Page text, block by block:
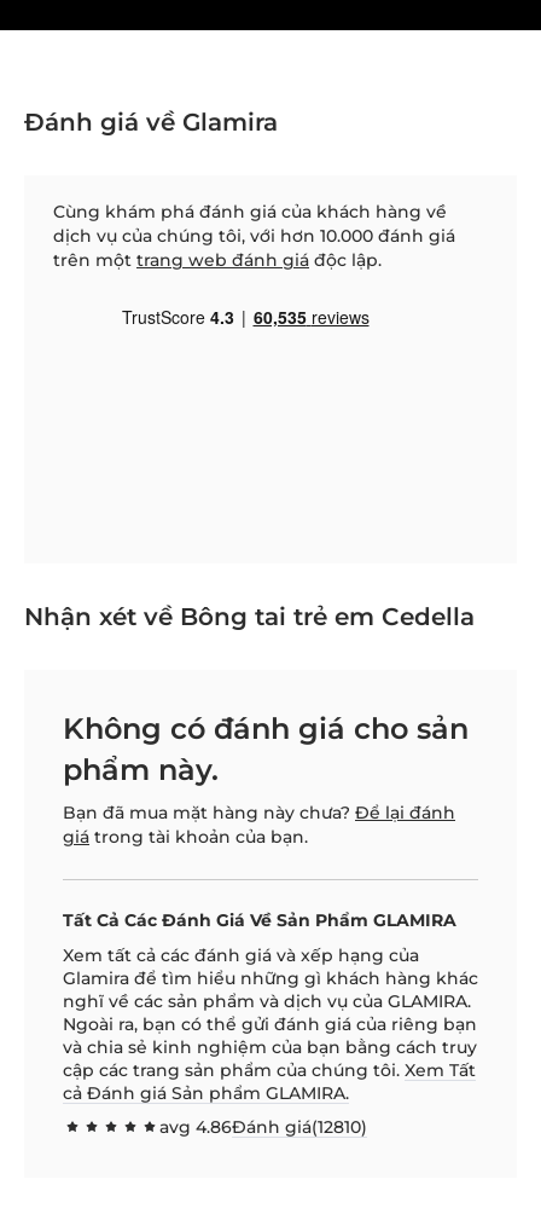
Đánh giá về Glamira
Cùng khám phá đánh giá của khách hàng về
dịch vụ của chúng tôi, với hơn 10.000 đánh giá
trên một trang web đánh giá độc lập.
Nhận xét về Bông tai trẻ em Cedella
Không có đánh giá cho sản
phẩm này.
Bạn đã mua mặt hàng này chưa? Để lại đánh
giá trong tài khoản của bạn.
Tất Cả Các Đánh Giá Về Sản Phẩm GLAMIRA
Xem tất cả các đánh giá và xếp hạng của
Glamira để tìm hiểu những gì khách hàng khác
nghĩ về các sản phẩm và dịch vụ của GLAMIRA.
Ngoài ra, bạn có thể gửi đánh giá của riêng bạn
và chia sẻ kinh nghiệm của bạn bằng cách truy
cập các trang sản phẩm của chúng tôi. Xem Tất
cả Đánh giá Sản phẩm GLAMIRA.
avg 4.86Đánh giá(12810)